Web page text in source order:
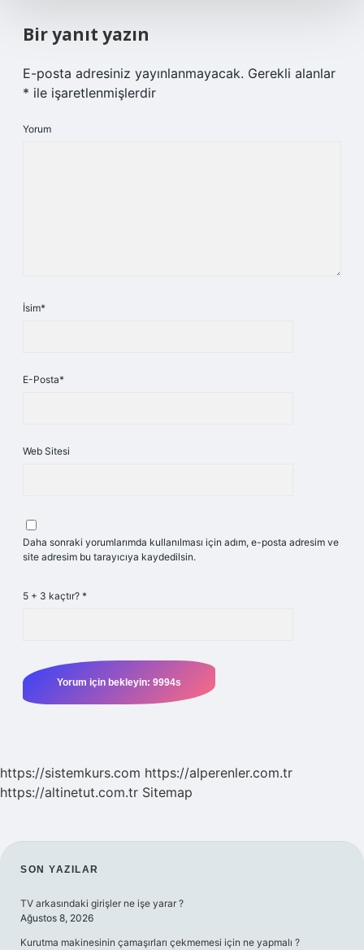
Bir yanıt yazın
E-posta adresiniz yayınlanmayacak. Gerekli alanlar
* ile işaretlenmişlerdir
Yorum
İsim*
E-Posta*
Web Sitesi
Daha sonraki yorumlarımda kullanılması için adım, e-posta adresim ve
site adresim bu tarayıcıya kaydedilsin.
5 + 3 kaçtır? *
https://sistemkurs.com https://alperenler.com.tr
https://altinetut.com.tr Sitemap
SIDEBAR
SON YAZILAR
TV arkasındaki girişler ne işe yarar ?
Ağustos 8, 2026
Kurutma makinesinin çamaşırları çekmemesi için ne yapmalı ?